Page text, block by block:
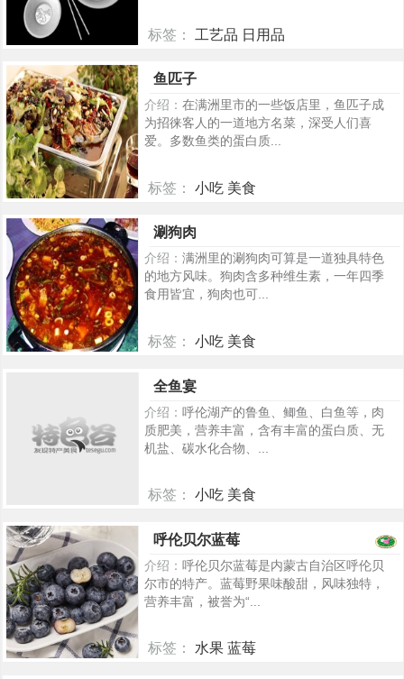
标签： 工艺品 日用品
鱼匹子
介绍： 在满洲里市的一些饭店里，鱼匹子成
为招徕客人的一道地方名菜，深受人们喜
爱。多数鱼类的蛋白质...
标签： 小吃 美食
涮狗肉
介绍： 满洲里的涮狗肉可算是一道独具特色
的地方风味。狗肉含多种维生素，一年四季
食用皆宜，狗肉也可...
标签： 小吃 美食
全鱼宴
介绍： 呼伦湖产的鲁鱼、鲫鱼、白鱼等，肉
质肥美，营养丰富，含有丰富的蛋白质、无
机盐、碳水化合物、...
标签： 小吃 美食
呼伦贝尔蓝莓
介绍： 呼伦贝尔蓝莓是内蒙古自治区呼伦贝
尔市的特产。蓝莓野果味酸甜，风味独特，
营养丰富，被誉为“...
标签： 水果 蓝莓